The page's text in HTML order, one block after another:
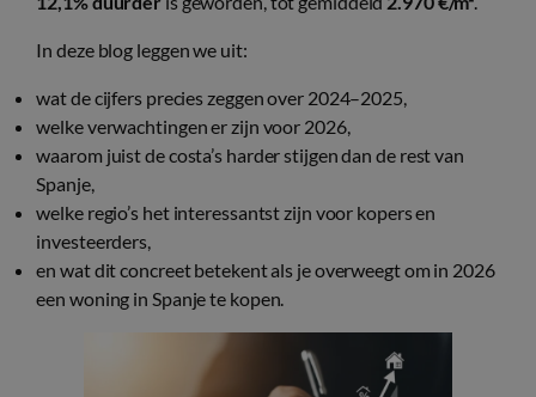
In deze blog leggen we uit:
wat de cijfers precies zeggen over 2024–2025,
welke verwachtingen er zijn voor 2026,
waarom juist de costa’s harder stijgen dan de rest van
Spanje,
welke regio’s het interessantst zijn voor kopers en
investeerders,
en wat dit concreet betekent als je overweegt om in 2026
een woning in Spanje te kopen.